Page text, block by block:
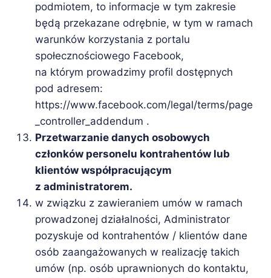
podmiotem, to informacje w tym zakresie
będą przekazane odrębnie, w tym w ramach
warunków korzystania z portalu
społecznościowego Facebook,
na którym prowadzimy profil dostępnych
pod adresem:
https://www.facebook.com/legal/terms/page
_controller_addendum .
Przetwarzanie danych osobowych
członków personelu kontrahentów lub
klientów współpracującym
z administratorem.
w związku z zawieraniem umów w ramach
prowadzonej działalności, Administrator
pozyskuje od kontrahentów / klientów dane
osób zaangażowanych w realizację takich
umów (np. osób uprawnionych do kontaktu,